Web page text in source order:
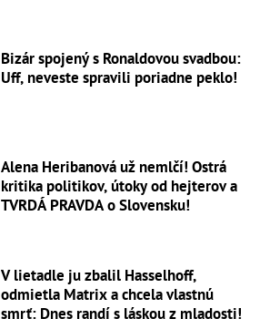
Bizár spojený s Ronaldovou svadbou:
Uff, neveste spravili poriadne peklo!
Alena Heribanová už nemlčí! Ostrá
kritika politikov, útoky od hejterov a
TVRDÁ PRAVDA o Slovensku!
V lietadle ju zbalil Hasselhoff,
odmietla Matrix a chcela vlastnú
smrť: Dnes randí s láskou z mladosti!